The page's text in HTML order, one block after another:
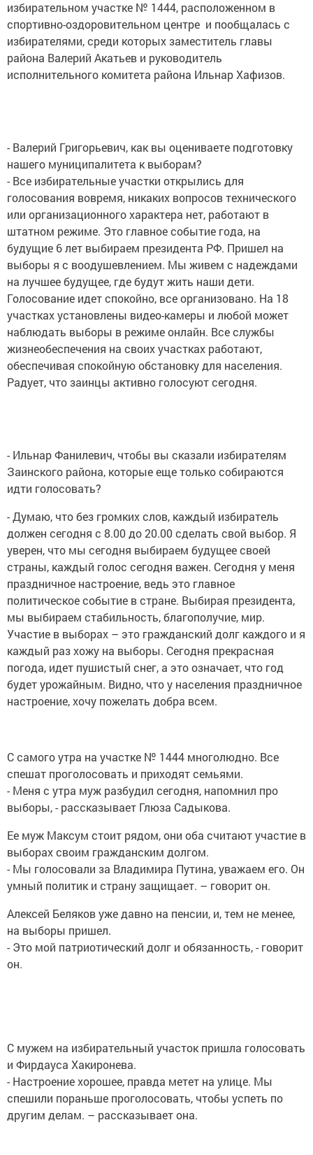
избирательном участке № 1444, расположенном в
спортивно-оздоровительном центре и пообщалась с
избирателями, среди которых заместитель главы
района Валерий Акатьев и руководитель
исполнительного комитета района Ильнар Хафизов.
- Валерий Григорьевич, как вы оцениваете подготовку
нашего муниципалитета к выборам?
- Все избирательные участки открылись для
голосования вовремя, никаких вопросов технического
или организационного характера нет, работают в
штатном режиме. Это главное событие года, на
будущие 6 лет выбираем президента РФ. Пришел на
выборы я с воодушевлением. Мы живем с надеждами
на лучшее будущее, где будут жить наши дети.
Голосование идет спокойно, все организовано. На 18
участках установлены видео-камеры и любой может
наблюдать выборы в режиме онлайн. Все службы
жизнеобеспечения на своих участках работают,
обеспечивая спокойную обстановку для населения.
Радует, что заинцы активно голосуют сегодня.
- Ильнар Фанилевич, чтобы вы сказали избирателям
Заинского района, которые еще только собираются
идти голосовать?
- Думаю, что без громких слов, каждый избиратель
должен сегодня с 8.00 до 20.00 сделать свой выбор. Я
уверен, что мы сегодня выбираем будущее своей
страны, каждый голос сегодня важен. Сегодня у меня
праздничное настроение, ведь это главное
политическое событие в стране. Выбирая президента,
мы выбираем стабильность, благополучие, мир.
Участие в выборах – это гражданский долг каждого и я
каждый раз хожу на выборы. Сегодня прекрасная
погода, идет пушистый снег, а это означает, что год
будет урожайным. Видно, что у населения праздничное
настроение, хочу пожелать добра всем.
С самого утра на участке № 1444 многолюдно. Все
спешат проголосовать и приходят семьями.
- Меня с утра муж разбудил сегодня, напомнил про
выборы, - рассказывает Глюза Садыкова.
Ее муж Максум стоит рядом, они оба считают участие в
выборах своим гражданским долгом.
- Мы голосовали за Владимира Путина, уважаем его. Он
умный политик и страну защищает. – говорит он.
Алексей Беляков уже давно на пенсии, и, тем не менее,
на выборы пришел.
- Это мой патриотический долг и обязанность, - говорит
он.
С мужем на избирательный участок пришла голосовать
и Фирдауса Хакиронева.
- Настроение хорошее, правда метет на улице. Мы
спешили пораньше проголосовать, чтобы успеть по
другим делам. – рассказывает она.